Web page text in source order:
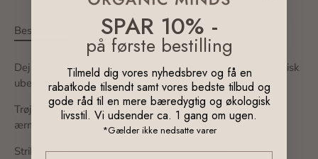
Beskrivelse
Dejlig klassisk striktrøje fra DISANA. Strikket i fint økologisk
ubehandlet merinould.
Trøjen har en tynd kant i en lysere blå forneden og ved
ærmekant - giver et smukt udtryk.
Striktrøjen er helt glatstrikket med rund hals.
SPAR 10% -
på første bestilling
Tilmeld dig vores nyhedsbrev og få en
rabatkode tilsendt samt vores bedste tilbud og
gode råd til en mere bæredygtig og økologisk
livsstil. Vi udsender ca. 1 gang om ugen.
*Gælder ikke nedsatte varer